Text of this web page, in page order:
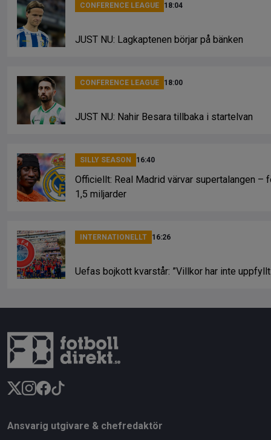
CONFERENCE LEAGUE 18:04
JUST NU: Lagkaptenen börjar på bänken
CONFERENCE LEAGUE 18:00
JUST NU: Nahir Besara tillbaka i startelvan
SILLY SEASON 16:40
Officiellt: Real Madrid värvar supertalangen –
1,5 miljarder
INTERNATIONELLT 16:26
Uefas bojkott kvarstår: ”Villkor har inte
Ansvarig utgivare & chefredaktör